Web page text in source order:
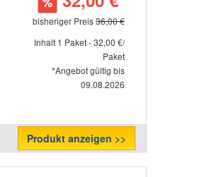
bisheriger Preis36,00 €
Inhalt 1 Paket - 32,00 €/
Paket
*Angebot gültig bis
09.08.2026
Produkt anzeigen >>